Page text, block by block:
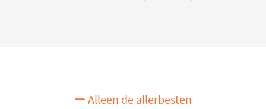
Alleen de allerbesten